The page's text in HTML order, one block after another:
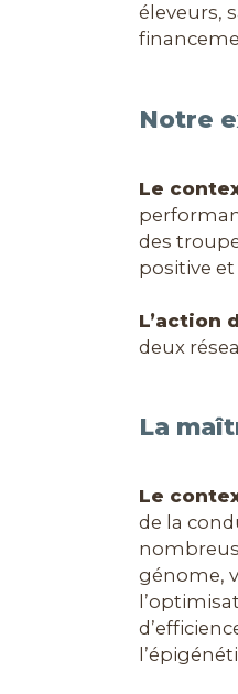
éleveurs,
Notre
Le
des
positive
L’action
deux
La
Le
de la
génome,